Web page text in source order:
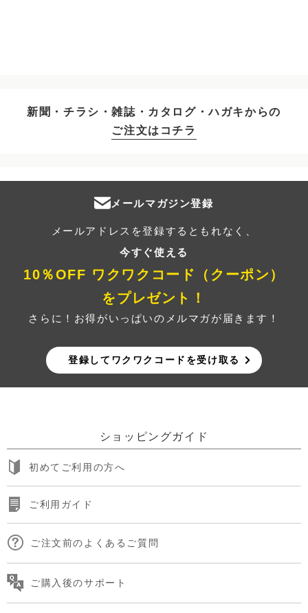
新聞・チラシ・雑誌・カタログ・ハガキからの
ご注文はコチラ
メールマガジン登録
メールアドレスを登録するともれなく、
今すぐ使える
10％OFF ワクワクコード（クーポン）
をプレゼント！
さらに！お得がいっぱいのメルマガが届きます！
登録してワクワクコードを受け取る
ショッピングガイド
初めてご利用の方へ
ご利用ガイド
ご注文前のよくあるご質問
ご購入後のサポート